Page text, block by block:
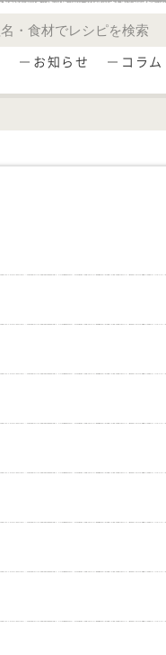
お知らせ コラム